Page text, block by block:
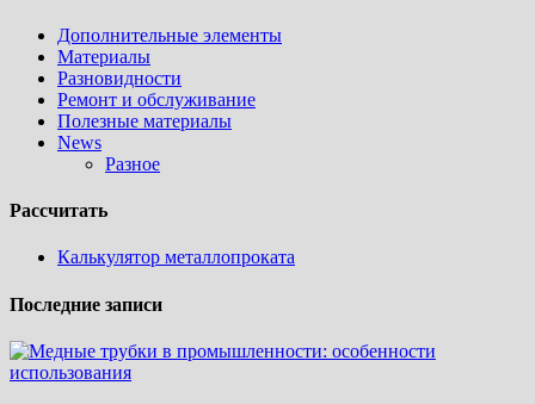
Дополнительные элементы
Материалы
Разновидности
Ремонт и обслуживание
Полезные материалы
News
Разное
Рассчитать
Калькулятор металлопроката
Последние записи